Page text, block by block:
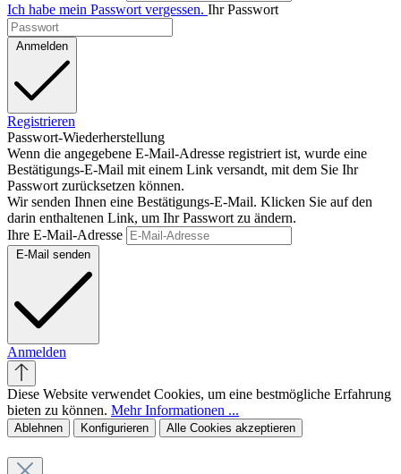
Ich habe mein Passwort vergessen. Ihr Passwort
Anmelden
Registrieren
Passwort-Wiederherstellung
Wenn die angegebene E-Mail-Adresse registriert ist, wurde eine
Bestätigungs-E-Mail mit einem Link versandt, mit dem Sie Ihr
Passwort zurücksetzen können.
Wir senden Ihnen eine Bestätigungs-E-Mail. Klicken Sie auf den
darin enthaltenen Link, um Ihr Passwort zu ändern.
Ihre E-Mail-Adresse
E-Mail senden
Anmelden
Diese Website verwendet Cookies, um eine bestmögliche Erfahrung
bieten zu können. Mehr Informationen ...
Ablehnen Konfigurieren Alle Cookies akzeptieren